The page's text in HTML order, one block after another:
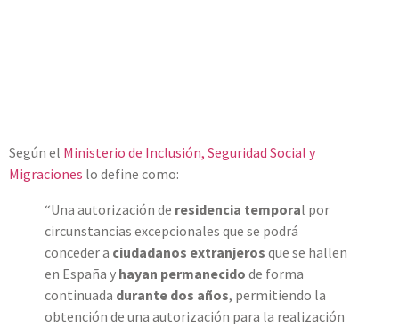
Según el Ministerio de Inclusión, Seguridad Social y
Migraciones lo define como:
“Una autorización de residencia temporal por
circunstancias excepcionales que se podrá
conceder a ciudadanos extranjeros que se hallen
en España y hayan permanecido de forma
continuada durante dos años, permitiendo la
obtención de una autorización para la realización